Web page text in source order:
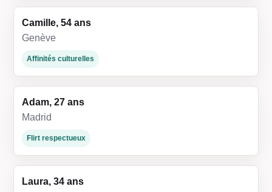
Camille, 54 ans
Genève
Affinités culturelles
Adam, 27 ans
Madrid
Flirt respectueux
Laura, 34 ans